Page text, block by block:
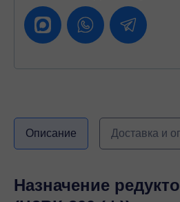
Описание Доставка и
Назначение